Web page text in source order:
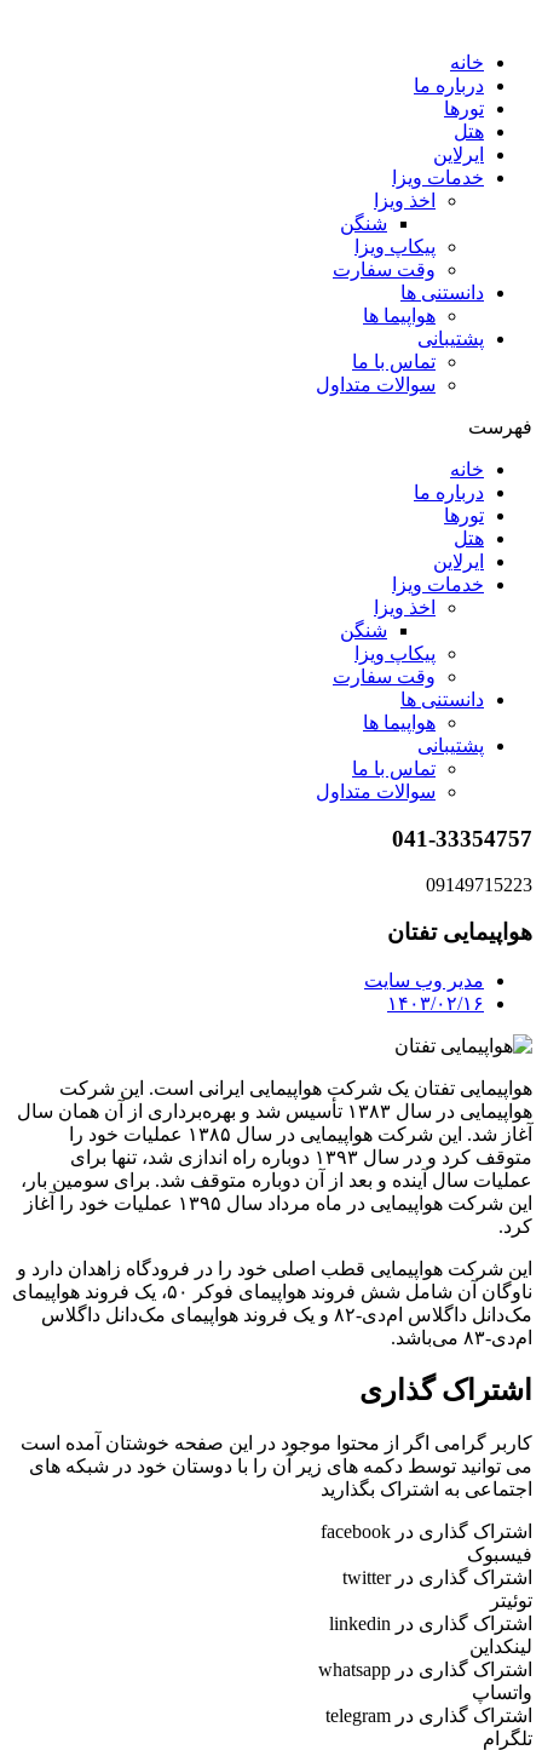
contentخانه
درباره ما
تورها
هتل
ایرلاین
خدمات ویزا
اخذ ویزا
شنگن
پیکاپ ویزا
وقت سفارت
دانستنی ها
هواپیما ها
پشتیبانی
تماس با ما
سوالات متداول
فهرست
خانه
درباره ما
تورها
هتل
ایرلاین
خدمات ویزا
اخذ ویزا
شنگن
پیکاپ ویزا
وقت سفارت
دانستنی ها
هواپیما ها
پشتیبانی
تماس با ما
سوالات متداول
041-33354757
09149715223
هواپیمایی تفتان
مدیر وب سایت
۱۴۰۳/۰۲/۱۶
هواپیمایی تفتان یک شرکت هواپیمایی ایرانی است. این شرکت
هواپیمایی در سال ۱۳۸۳ تأسیس شد و بهره‌برداری از آن همان سال
آغاز شد. این شرکت هواپیمایی در سال ۱۳۸۵ عملیات خود را
متوقف کرد و در سال ۱۳۹۳ دوباره راه اندازی شد، تنها برای
عملیات سال آینده و بعد از آن دوباره متوقف شد. برای سومین بار،
این شرکت هواپیمایی در ماه مرداد سال ۱۳۹۵ عملیات خود را آغاز
کرد.
این شرکت هواپیمایی قطب اصلی خود را در فرودگاه زاهدان دارد و
ناوگان آن شامل شش فروند هواپیمای فوکر ۵۰، یک فروند هواپیمای
مک‌دانل داگلاس ام‌دی-۸۲ و یک فروند هواپیمای مک‌دانل داگلاس
ام‌دی-۸۳ می‌باشد.
اشتراک گذاری
کاربر گرامی اگر از محتوا موجود در این صفحه خوشتان آمده است
می توانید توسط دکمه های زیر آن را با دوستان خود در شبکه های
اجتماعی به اشتراک بگذارید
اشتراک گذاری در facebook
فیسبوک
اشتراک گذاری در twitter
توئیتر
اشتراک گذاری در linkedin
لینکداین
اشتراک گذاری در whatsapp
واتساپ
اشتراک گذاری در telegram
تلگرام